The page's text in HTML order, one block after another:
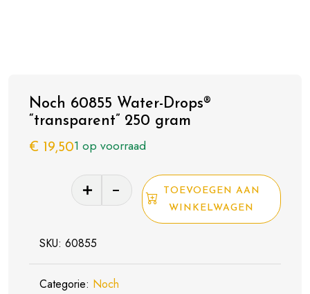
Noch 60855 Water-Drops®
“transparent” 250 gram
€ 19,501 op voorraad
Noch
60855
Water-
“transparent”
TOEVOEGEN AAN
WINKELWAGEN
SKU: 60855
Categorie: Noch